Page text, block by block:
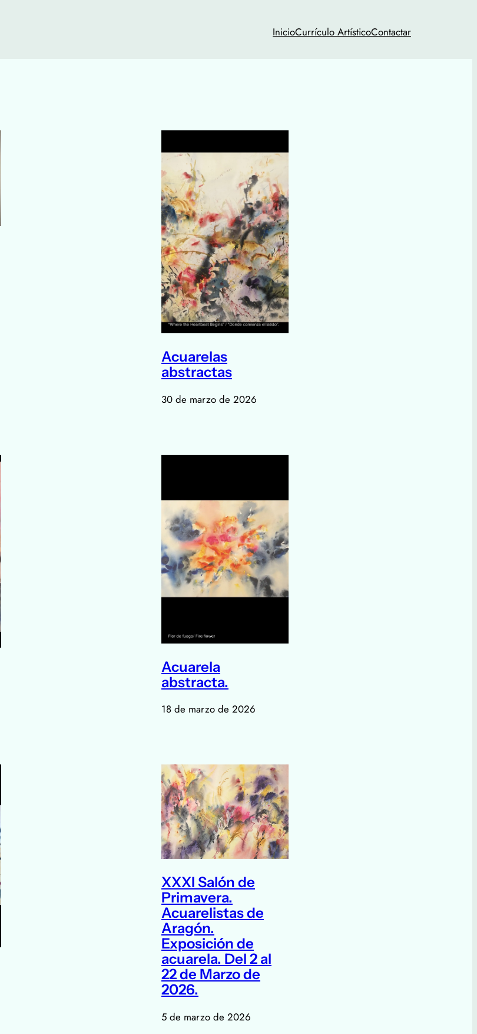
InicioCurrículo ArtísticoContactar
Acuarelas
abstractas
30 de marzo de 2026
Acuarela
abstracta.
18 de marzo de 2026
XXXI Salón de
Primavera.
Acuarelistas de
Aragón.
Exposición de
acuarela. Del 2 al
22 de Marzo de
2026.
5 de marzo de 2026